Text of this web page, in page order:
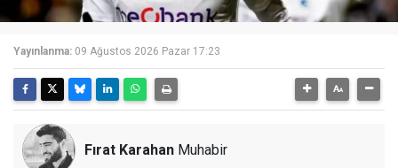
Yayınlanma: 09 Ağustos 2026 Pazar 17:23
Fırat Karahan Muhabir